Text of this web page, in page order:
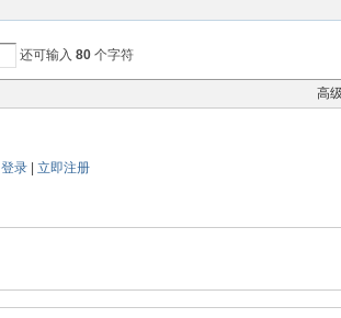
还可输入 80 个字符
高
登录 立即注册